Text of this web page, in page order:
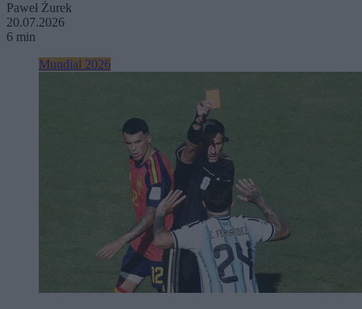
Paweł Żurek
20.07.2026
6 min
Mundial 2026